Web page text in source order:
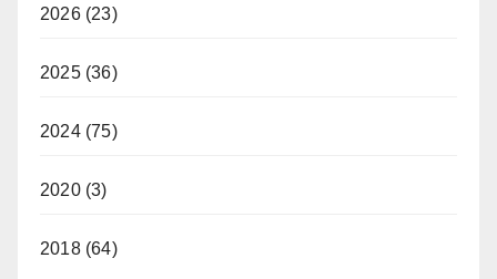
2026 (23)
2025 (36)
2024 (75)
2020 (3)
2018 (64)